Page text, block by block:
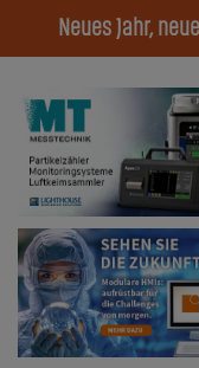
Neues Jahr,